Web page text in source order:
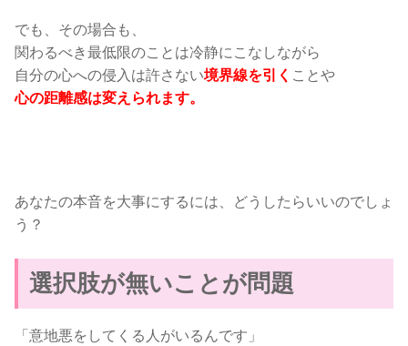
でも、その場合も、
関わるべき最低限のことは冷静にこなしながら
自分の心への侵入は許さない境界線を引く ことや
心の距離感は変えられます。
あなたの本音を大事にするには、どうしたらいいのでしょ
う？
選択肢が無いことが問題
「意地悪をしてくる人がいるんです」